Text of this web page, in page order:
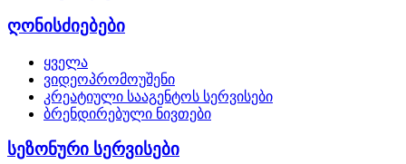
ღონისძიებები
ყველა
ვიდეოპრომოუშენი
კრეატიული სააგენტოს სერვისები
ბრენდირებული ნივთები
სეზონური სერვისები